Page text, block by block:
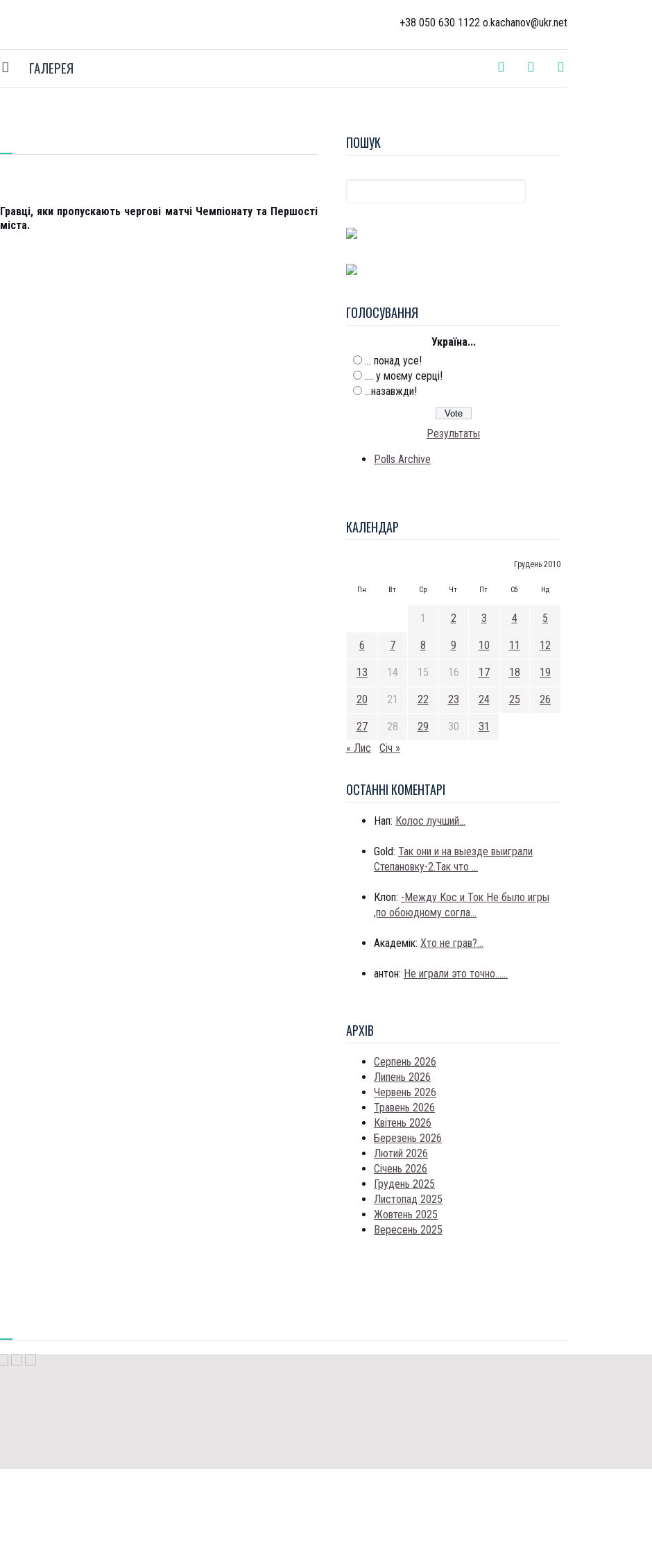
+38 050 630 1122 o.kachanov@ukr.net
ГАЛЕРЕЯ
ПОШУК
ГОЛОСУВАННЯ
Україна...
... понад усе!
.... у моєму серці!
...назавжди!
Результаты
Polls Archive
КАЛЕНДАР
Грудень 2010
Пн Вт Ср Чт Пт Сб Нд
1 2 3 4 5
6 7 8 9 10 11 12
13 14 15 16 17 18 19
20 21 22 23 24 25 26
27 28 29 30
31
« Лис
Січ »
ОСТАННI КОМЕНТАРI
Нап: Колос лучший...
Gold: Так они и на выезде выиграли
Степановку-2.Так что ...
Клоп: -Между Кос и Ток Не было игры
,по обоюдному согла...
Академік: Хто не грав?...
антон: Не играли это точно......
АРХIВ
Серпень 2026
Липень 2026
Червень 2026
Травень 2026
Квітень 2026
Березень 2026
Лютий 2026
Січень 2026
Грудень 2025
Листопад 2025
Жовтень 2025
Вересень 2025
Гравці, яки пропускають чергові матчі Чемпіонату та Першості
міста.